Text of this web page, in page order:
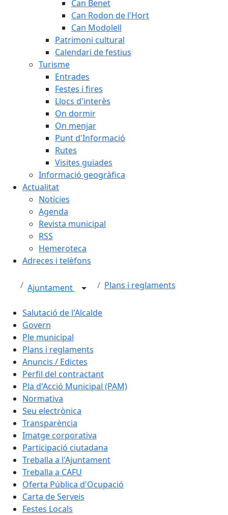
Can Benet
Can Rodon de l'Hort
Can Modolell
Patrimoni cultural
Calendari de festius
Turisme
Entrades
Festes i fires
Llocs d'interès
On dormir
On menjar
Punt d'Informació
Rutes
Visites guiades
Informació geogràfica
Actualitat
Notícies
Agenda
Revista municipal
RSS
Hemeroteca
Adreces i telèfons
Ajuntament Plans i reglaments
Salutació de l'Alcalde
Govern
Ple municipal
Plans i reglaments
Anuncis / Edictes
Perfil del contractant
Pla d'Acció Municipal (PAM)
Normativa
Seu electrònica
Transparència
Imatge corporativa
Participació ciutadana
Treballa a l'Ajuntament
Treballa a CAFU
Oferta Pública d'Ocupació
Carta de Serveis
Festes Locals